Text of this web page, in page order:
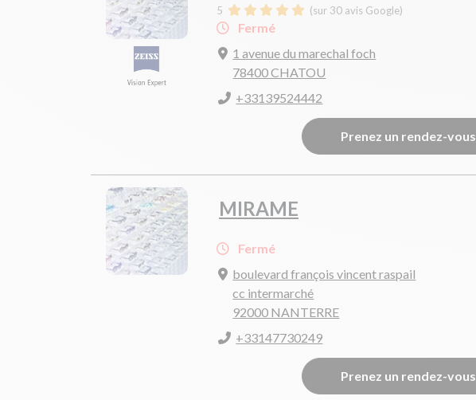
5 (sur 30 avis Google)
Fermé
1 avenue du marechal foch
78400 CHATOU
+33139524442
Prenez un rendez-vous
MIRAME
Fermé
boulevard françois vincent raspail
cc intermarché
92000 NANTERRE
+33147730249
Prenez un rendez-vous